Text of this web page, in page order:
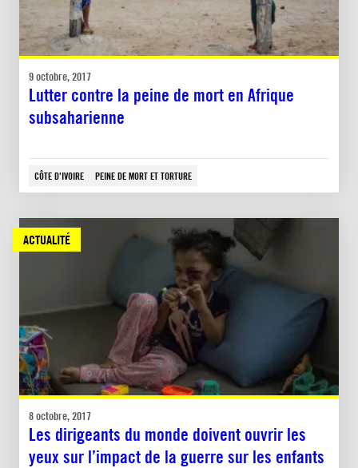
9 octobre, 2017
Lutter contre la peine de mort en Afrique
subsaharienne
CÔTE D'IVOIRE PEINE DE MORT ET TORTURE
ACTUALITÉ
8 octobre, 2017
Les dirigeants du monde doivent ouvrir les
yeux sur l’impact de la guerre sur les enfants